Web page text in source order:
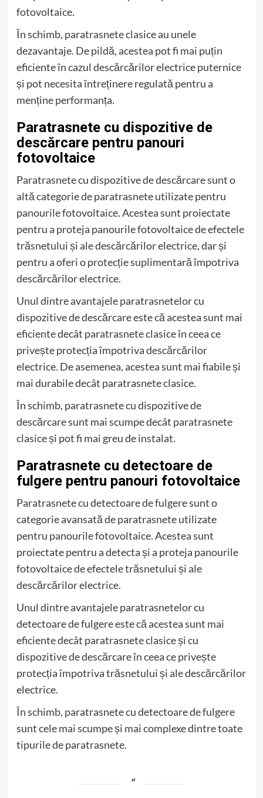
fotovoltaice.
În schimb, paratrasnete clasice au unele
dezavantaje. De pildă, acestea pot fi mai puțin
eficiente în cazul descărcărilor electrice puternice
și pot necesita întreținere regulată pentru a
menține performanța.
Paratrasnete cu dispozitive de
descărcare pentru panouri
fotovoltaice
Paratrasnete cu dispozitive de descărcare sunt o
altă categorie de paratrasnete utilizate pentru
panourile fotovoltaice. Acestea sunt proiectate
pentru a proteja panourile fotovoltaice de efectele
trăsnetului și ale descărcărilor electrice, dar și
pentru a oferi o protecție suplimentară împotriva
descărcărilor electrice.
Unul dintre avantajele paratrasnetelor cu
dispozitive de descărcare este că acestea sunt mai
eficiente decât paratrasnete clasice în ceea ce
privește protecția împotriva descărcărilor
electrice. De asemenea, acestea sunt mai fiabile și
mai durabile decât paratrasnete clasice.
În schimb, paratrasnete cu dispozitive de
descărcare sunt mai scumpe decât paratrasnete
clasice și pot fi mai greu de instalat.
Paratrasnete cu detectoare de
fulgere pentru panouri fotovoltaice
Paratrasnete cu detectoare de fulgere sunt o
categorie avansată de paratrasnete utilizate
pentru panourile fotovoltaice. Acestea sunt
proiectate pentru a detecta și a proteja panourile
fotovoltaice de efectele trăsnetului și ale
descărcărilor electrice.
Unul dintre avantajele paratrasnetelor cu
detectoare de fulgere este că acestea sunt mai
eficiente decât paratrasnete clasice și cu
dispozitive de descărcare în ceea ce privește
protecția împotriva trăsnetului și ale descărcărilor
electrice.
În schimb, paratrasnete cu detectoare de fulgere
sunt cele mai scumpe și mai complexe dintre toate
tipurile de paratrasnete.